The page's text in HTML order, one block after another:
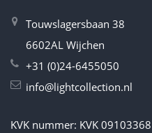
Touwslagersbaan 38
6602AL Wijchen
+31 (0)24-6455050
info@lightcollection.nl
KVK nummer: KVK 09103368